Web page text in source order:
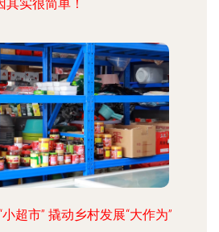
其实很简单！
超市” 撬动乡村发展“大作为”